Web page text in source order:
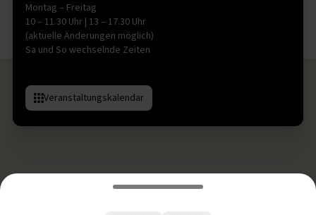
Montag – Freitag
10 – 11.30 Uhr | 13 – 17.30 Uhr
(aktuelle Änderungen möglich)
Sa und So wechselnde Zeiten
Veranstaltungskalendar